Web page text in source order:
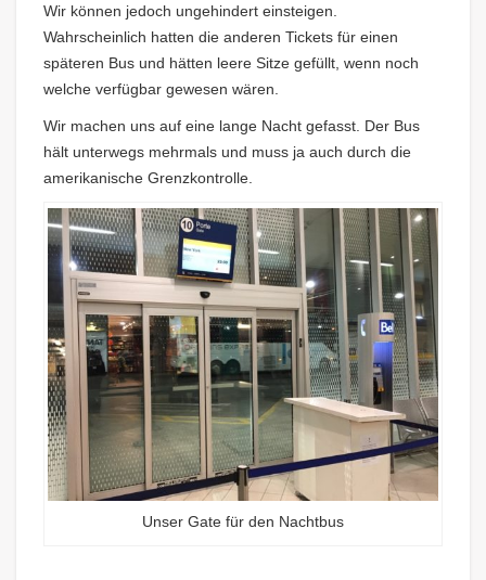
Wir können jedoch ungehindert einsteigen.
Wahrscheinlich hatten die anderen Tickets für einen
späteren Bus und hätten leere Sitze gefüllt, wenn noch
welche verfügbar gewesen wären.
Wir machen uns auf eine lange Nacht gefasst. Der Bus
hält unterwegs mehrmals und muss ja auch durch die
amerikanische Grenzkontrolle.
Unser Gate für den Nachtbus